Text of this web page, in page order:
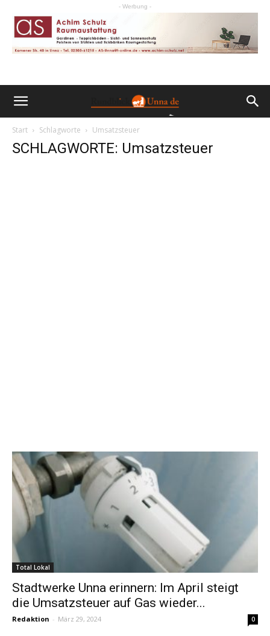
- Werbung -
Start Schlagworte Umsatzsteuer
SCHLAGWORTE: Umsatzsteuer
Total Lokal
Stadtwerke Unna erinnern: Im April steigt
die Umsatzsteuer auf Gas wieder...
Redaktion - März 29, 2024 0